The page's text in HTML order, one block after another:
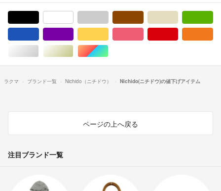
シルバー/銀色系ゴールド/金色系マルチカラー
ラクマ ブランド一覧 Nichido（ニチドウ） Nichido(ニチドウ)の値下げアイテム
ページの上へ戻る
注目ブランド一覧